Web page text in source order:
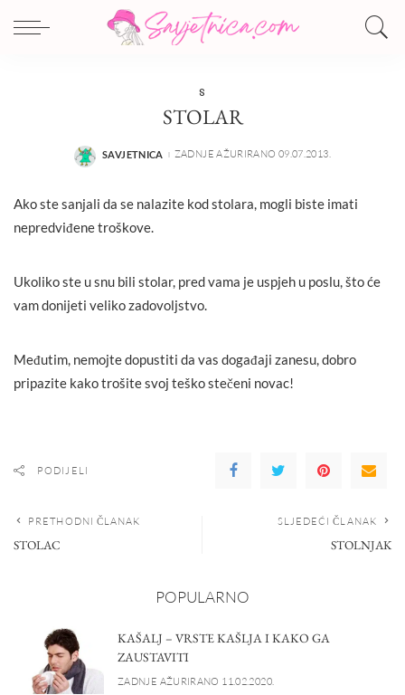
S
STOLAR
POSTED
SAVJETNICA ZADNJE AŽURIRANO 09.07.2013.
Ako ste sanjali da se nalazite kod stolara, mogli biste imati
nepredviđene troškove.
Ukoliko ste u snu bili stolar, pred vama je uspjeh u poslu, što će
vam donijeti veliko zadovoljstvo.
Međutim, nemojte dopustiti da vas događaji zanesu, dobro
pripazite kako trošite svoj teško stečeni novac!
PODIJELI
PRETHODNI ČLANAK
STOLAC
SLJEDEĆI ČLANAK
STOLNJAK
POPULARNO
KAŠALJ – VRSTE KAŠLJA I KAKO GA
ZAUSTAVITI
ZADNJE AŽURIRANO 11.02.2020.